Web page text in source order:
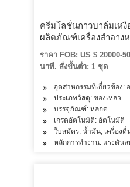
ครีมโลชั่นกาวบาล์มเห
ผลิตภัณฑ์เครื่องสำอาง
ราคา FOB: US $ 20000-
นาที. สั่งขั้นต่ำ: 1 ชุด
อุตสาหกรรมที่เกี่ยวข้อง
ประเภทวัสดุ: ของเหลว
บรรจุภัณฑ์: หลอด
เกรดอัตโนมัติ: อัตโนมัติ
ใบสมัคร: น้ำมัน, เครื่อง
หลักการทำงาน: แรงดันล